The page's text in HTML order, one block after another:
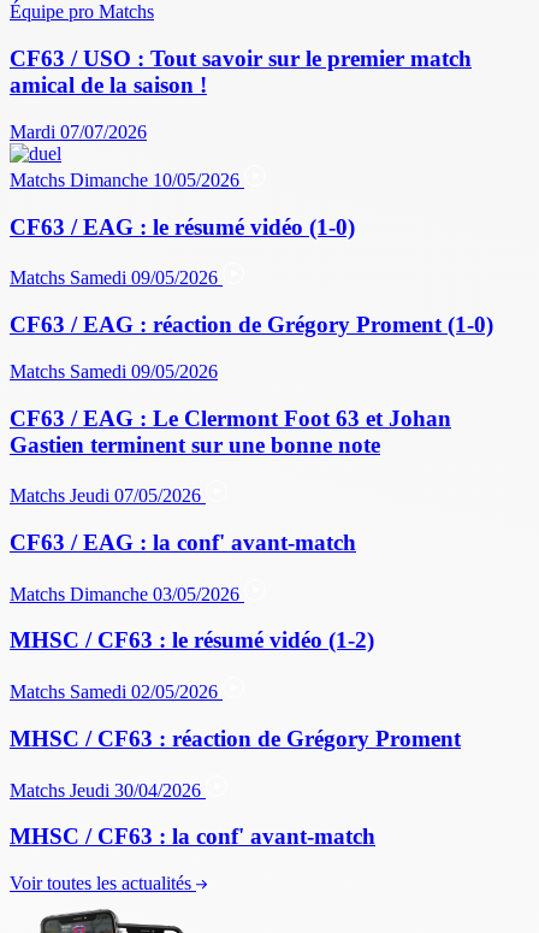
Équipe pro Matchs
CF63 / USO : Tout savoir sur le premier match
amical de la saison !
Mardi 07/07/2026
Matchs Dimanche 10/05/2026
CF63 / EAG : le résumé vidéo (1-0)
Matchs Samedi 09/05/2026
CF63 / EAG : réaction de Grégory Proment (1-0)
Matchs Samedi 09/05/2026
CF63 / EAG : Le Clermont Foot 63 et Johan
Gastien terminent sur une bonne note
Matchs Jeudi 07/05/2026
CF63 / EAG : la conf' avant-match
Matchs Dimanche 03/05/2026
MHSC / CF63 : le résumé vidéo (1-2)
Matchs Samedi 02/05/2026
MHSC / CF63 : réaction de Grégory Proment
Matchs Jeudi 30/04/2026
MHSC / CF63 : la conf' avant-match
Voir toutes les actualités